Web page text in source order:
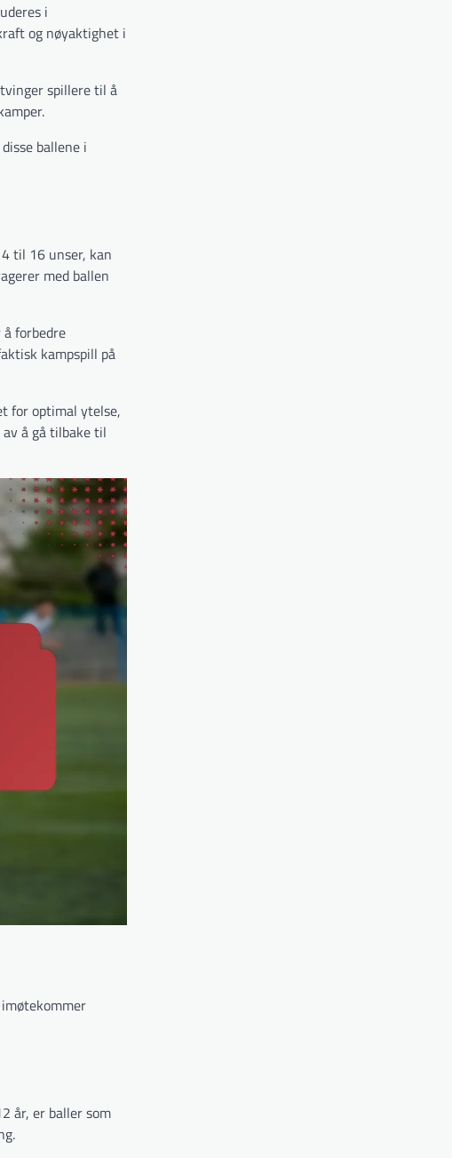
i
og nøyaktighet i
spillere til å
ballene i
til 16 unser, kan
med ballen
forbedre
kampspill på
for optimal ytelse,
å gå tilbake til
år, er baller som